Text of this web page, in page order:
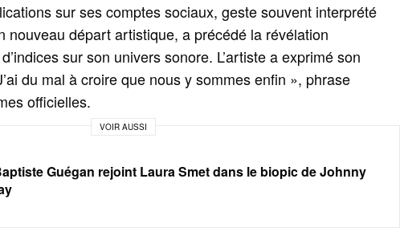
sur ses comptes sociaux, geste souvent interprété
nouveau départ artistique, a précédé la révélation
sur son univers sonore. L’artiste a exprimé son
du mal à croire que nous y sommes enfin », phrase
officielles.
VOIR AUSSI
Guégan rejoint Laura Smet dans le biopic de Johnny